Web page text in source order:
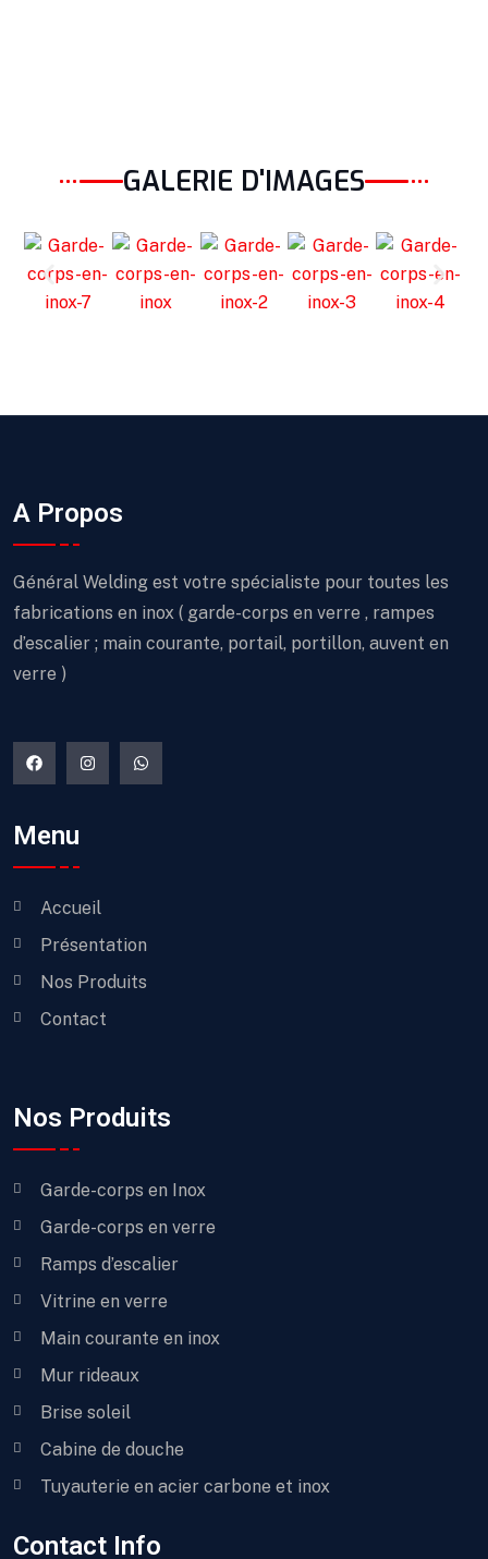
GALERIE D'IMAGES
A Propos
Général Welding est votre spécialiste pour toutes les
fabrications en inox ( garde-corps en verre , rampes
d’escalier ; main courante, portail, portillon, auvent en
verre )
Menu
Accueil
Présentation
Nos Produits
Contact
Nos Produits
Garde-corps en Inox
Garde-corps en verre
Ramps d’escalier
Vitrine en verre
Main courante en inox
Mur rideaux
Brise soleil
Cabine de douche
Tuyauterie en acier carbone et inox
Contact Info